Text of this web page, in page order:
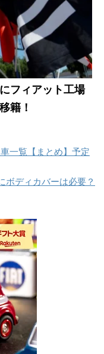
フィアット工場
籍！
一覧【まとめ】予定
ボディカバーは必要？